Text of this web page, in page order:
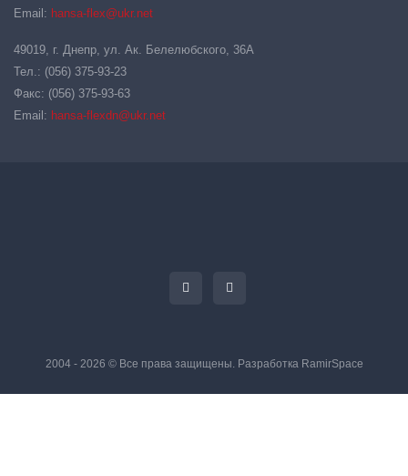
Email: hansa-flex@ukr.net
49019, г. Днепр, ул. Ак. Белелюбского, 36А
Тел.: (056) 375-93-23
Факс: (056) 375-93-63
Email: hansa-flexdn@ukr.net
2004 - 2026 © Все права защищены. Разработка RamirSpace